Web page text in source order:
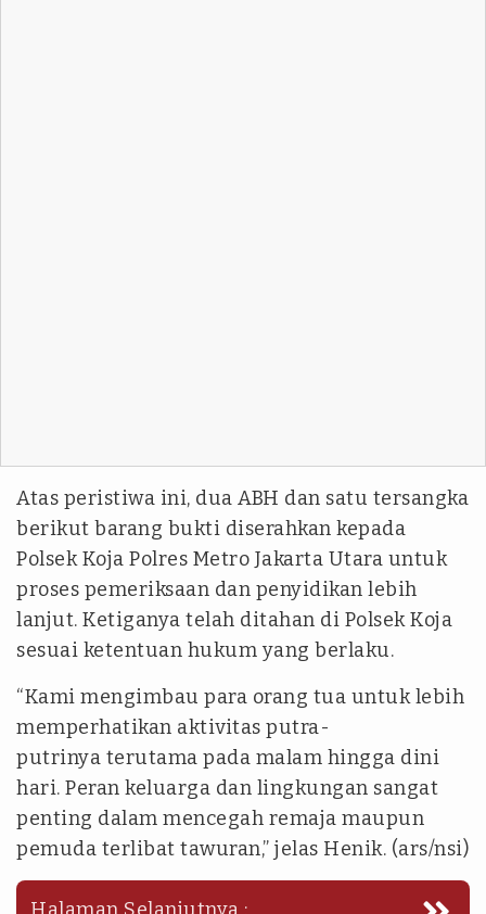
Atas peristiwa ini, dua ABH dan satu tersangka
berikut barang bukti diserahkan kepada
Polsek Koja Polres Metro Jakarta Utara untuk
proses pemeriksaan dan penyidikan lebih
lanjut. Ketiganya telah ditahan di Polsek Koja
sesuai ketentuan hukum yang berlaku.
“Kami mengimbau para orang tua untuk lebih
memperhatikan aktivitas putra-
putrinya terutama pada malam hingga dini
hari. Peran keluarga dan lingkungan sangat
penting dalam mencegah remaja maupun
pemuda terlibat tawuran,” jelas Henik. (ars/nsi)